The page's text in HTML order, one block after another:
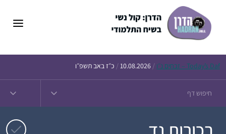
Today’s Daf – זבחים נ״ו /
10.08.2026
/ כ״ז באב תשפ״ו